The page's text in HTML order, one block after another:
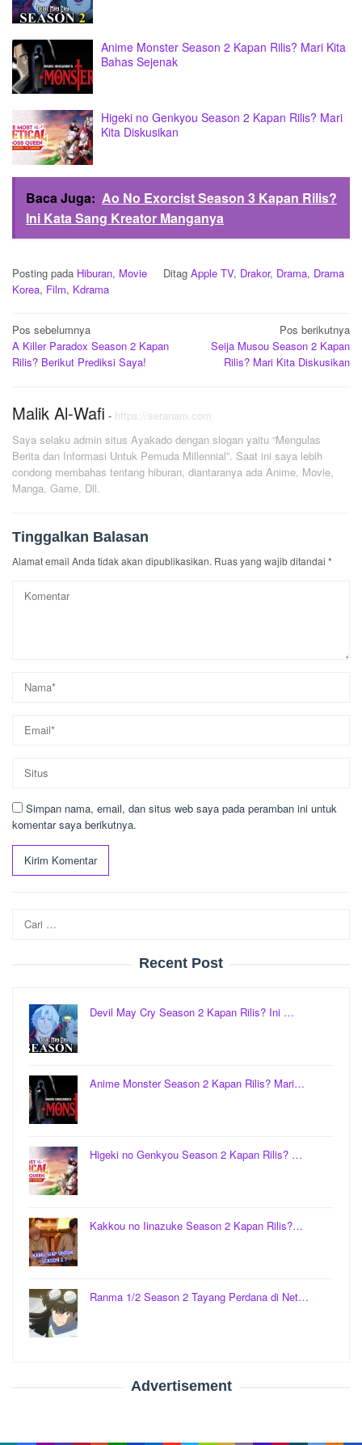
Anime Monster Season 2 Kapan Rilis? Mari Kita
Bahas Sejenak
Higeki no Genkyou Season 2 Kapan Rilis? Mari
Kita Diskusikan
Baca Juga: Ao No Exorcist Season 3 Kapan Rilis?
Ini Kata Sang Kreator Manganya
Posting pada Hiburan, Movie Ditag Apple TV, Drakor, Drama, Drama
Korea, Film, Kdrama
Navigasi
pos
Pos sebelumnya
A Killer Paradox Season 2 Kapan
Rilis? Berikut Prediksi Saya!
Pos berikutnya
Seija Musou Season 2 Kapan
Rilis? Mari Kita Diskusikan
Malik Al-Wafi - https://seranam.com
Saya selaku admin situs Ayakado dengan slogan yaitu “Mengulas
Berita dan Informasi Untuk Pemuda Millennial”. Saat ini saya lebih
condong membahas tentang hiburan, diantaranya ada Anime, Movie,
Manga, Game, Dll.
Tinggalkan Balasan
Alamat email Anda tidak akan dipublikasikan. Ruas yang wajib ditandai *
Simpan nama, email, dan situs web saya pada peramban ini untuk
komentar saya berikutnya.
Cari
untuk:
Recent Post
Devil May Cry Season 2 Kapan Rilis? Ini …
Anime Monster Season 2 Kapan Rilis? Mari…
Higeki no Genkyou Season 2 Kapan Rilis? …
Kakkou no Iinazuke Season 2 Kapan Rilis?…
Ranma 1/2 Season 2 Tayang Perdana di Net…
Advertisement